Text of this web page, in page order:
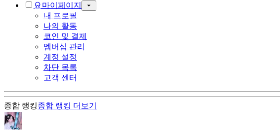
마이페이지
내 프로필
나의 활동
코인 및 결제
멤버십 관리
계정 설정
차단 목록
고객 센터
종합 랭킹종합 랭킹 더보기